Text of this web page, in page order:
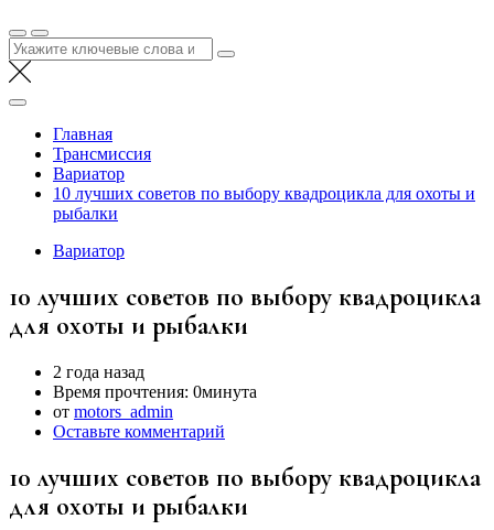
Найти:
Главная
Трансмиссия
Вариатор
10 лучших советов по выбору квадроцикла для охоты и
рыбалки
Вариатор
10 лучших советов по выбору квадроцикла
для охоты и рыбалки
2 года назад
Время прочтения: 0минута
от motors_admin
Оставьте комментарий
10 лучших советов по выбору квадроцикла
для охоты и рыбалки